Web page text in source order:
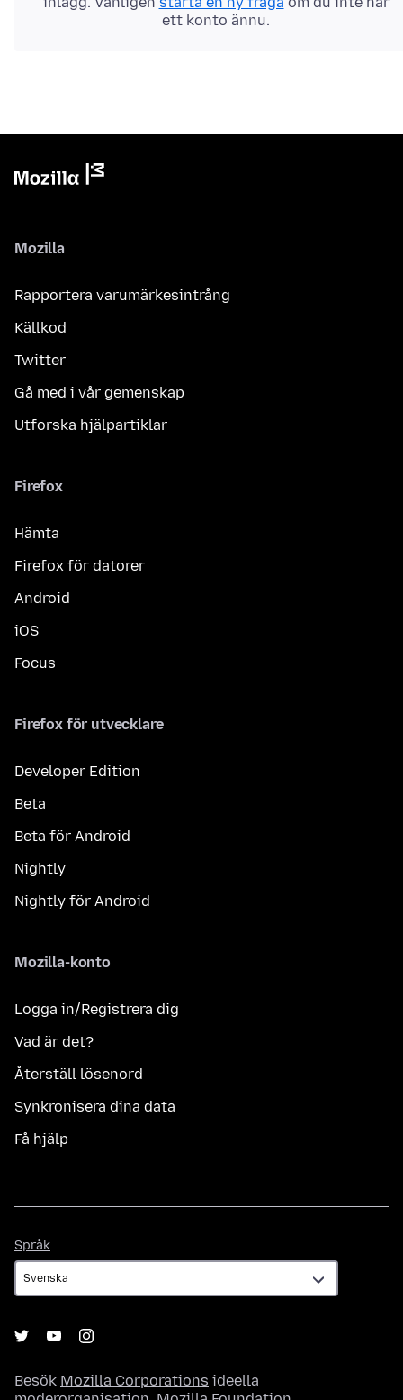
ett konto ännu.
Mozilla
Rapportera varumärkesintrång
Källkod
Twitter
Gå med i vår gemenskap
Utforska hjälpartiklar
Firefox
Hämta
Firefox för datorer
Android
iOS
Focus
Firefox för utvecklare
Developer Edition
Beta
Beta för Android
Nightly
Nightly för Android
Mozilla-konto
Logga in/Registrera dig
Vad är det?
Återställ lösenord
Synkronisera dina data
Få hjälp
Språk
Besök Mozilla Corporations ideella